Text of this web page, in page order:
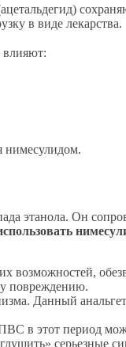
в виде лекарства.
влияют:
нимесулидом.
этанола. Он
возможностей,
повреждению.
Данный
в этот период
серьезные